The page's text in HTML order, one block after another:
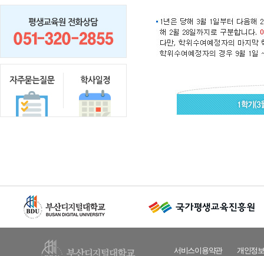
서비스이용약관 개인정